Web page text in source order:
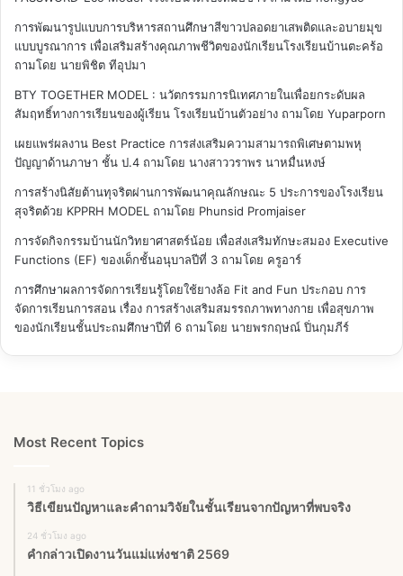
การพัฒนารูปแบบการบริหารสถานศึกษาสีขาวปลอดยาเสพติดและอบายมุข
แบบบูรณาการ เพื่อเสริมสร้างคุณภาพชีวิตของนักเรียนโรงเรียนบ้านตะคร้อ
ถามโดย นายพิชิต ทีอุปมา
BTY TOGETHER MODEL : นวัตกรรมการนิเทศภายในเพื่อยกระดับผล
สัมฤทธิ์ทางการเรียนของผู้เรียน โรงเรียนบ้านตัวอย่าง ถามโดย Yuparporn
เผยแพร่ผลงาน Best Practice การส่งเสริมความสามารถพิเศษตามพหุ
ปัญญาด้านภาษา ชั้น ป.4 ถามโดย นางสาววราพร นาหมื่นหงษ์
การสร้างนิสัยต้านทุจริตผ่านการพัฒนาคุณลักษณะ 5 ประการของโรงเรียน
สุจริตด้วย KPPRH MODEL ถามโดย Phunsid Promjaiser
การจัดกิจกรรมบ้านนักวิทยาศาสตร์น้อย เพื่อส่งเสริมทักษะสมอง Executive
Functions (EF) ของเด็กชั้นอนุบาลปีที่ 3 ถามโดย ครูอาร์
การศึกษาผลการจัดการเรียนรู้โดยใช้ยางล้อ Fit and Fun ประกอบ การ
จัดการเรียนการสอน เรื่อง การสร้างเสริมสมรรถภาพทางกาย เพื่อสุขภาพ
ของนักเรียนชั้นประถมศึกษาปีที่ 6 ถามโดย นายพรกฤษณ์ ปิ่นกุมภีร์
Most Recent Topics
11 ชั่วโมง ago
วิธีเขียนปัญหาและคำถามวิจัยในชั้นเรียนจากปัญหาที่พบจริง
24 ชั่วโมง ago
คำกล่าวเปิดงานวันแม่แห่งชาติ 2569